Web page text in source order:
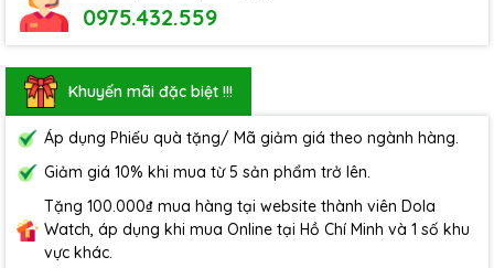
0975.432.559
Khuyến mãi đặc biệt !!!
Áp dụng Phiếu quà tặng/ Mã giảm giá theo ngành hàng.
Giảm giá 10% khi mua từ 5 sản phẩm trở lên.
Tặng 100.000₫ mua hàng tại website thành viên Dola
Watch, áp dụng khi mua Online tại Hồ Chí Minh và 1 số khu
vực khác.